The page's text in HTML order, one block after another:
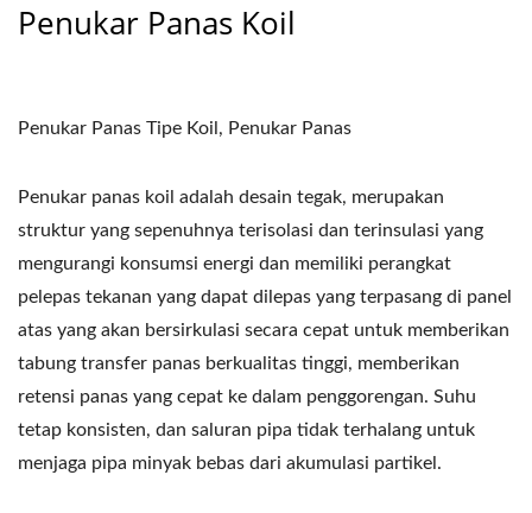
Penukar Panas Koil
Penukar Panas Tipe Koil, Penukar Panas
Penukar panas koil adalah desain tegak, merupakan
struktur yang sepenuhnya terisolasi dan terinsulasi yang
mengurangi konsumsi energi dan memiliki perangkat
pelepas tekanan yang dapat dilepas yang terpasang di panel
atas yang akan bersirkulasi secara cepat untuk memberikan
tabung transfer panas berkualitas tinggi, memberikan
retensi panas yang cepat ke dalam penggorengan. Suhu
tetap konsisten, dan saluran pipa tidak terhalang untuk
menjaga pipa minyak bebas dari akumulasi partikel.